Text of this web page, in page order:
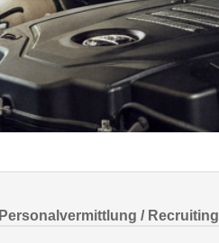
Personalvermittlung / Recruiting